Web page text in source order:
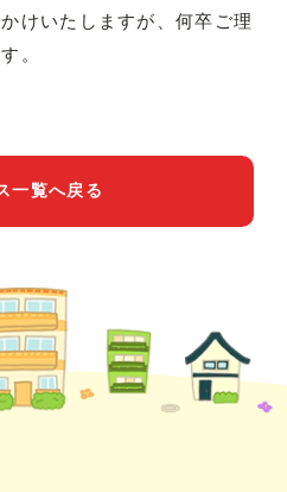
けいたしますが、何卒ご理
。
一覧へ戻る